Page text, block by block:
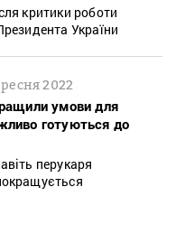
критики роботи
України
2022
умови для
готуються до
перукаря